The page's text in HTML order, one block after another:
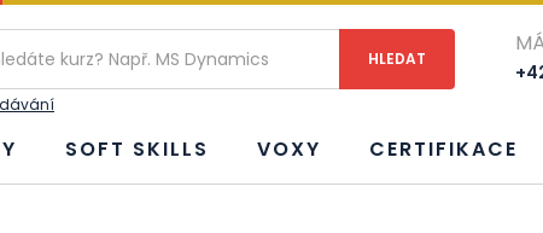
SOFT SKILLS VOXY CERTIFIKACE